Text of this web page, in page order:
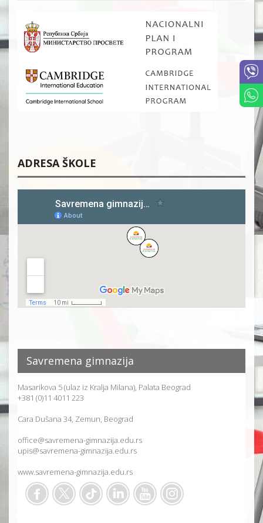
ADRESA ŠKOLE
Savremena gimnazija
Masarikova 5 (ulaz iz Kralja Milana), Palata Beograd
+381 (0)11 4011 223
Cara Dušana 34, Zemun, Beograd
office@savremena-gimnazija.edu.rs
upis@savremena-gimnazija.edu.rs
www.savremena-gimnazija.edu.rs